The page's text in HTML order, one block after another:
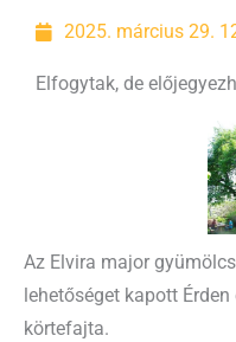
2025. március 29.
Elfogytak, de
Az Elvira major
lehetőséget kapott
körtefajta.